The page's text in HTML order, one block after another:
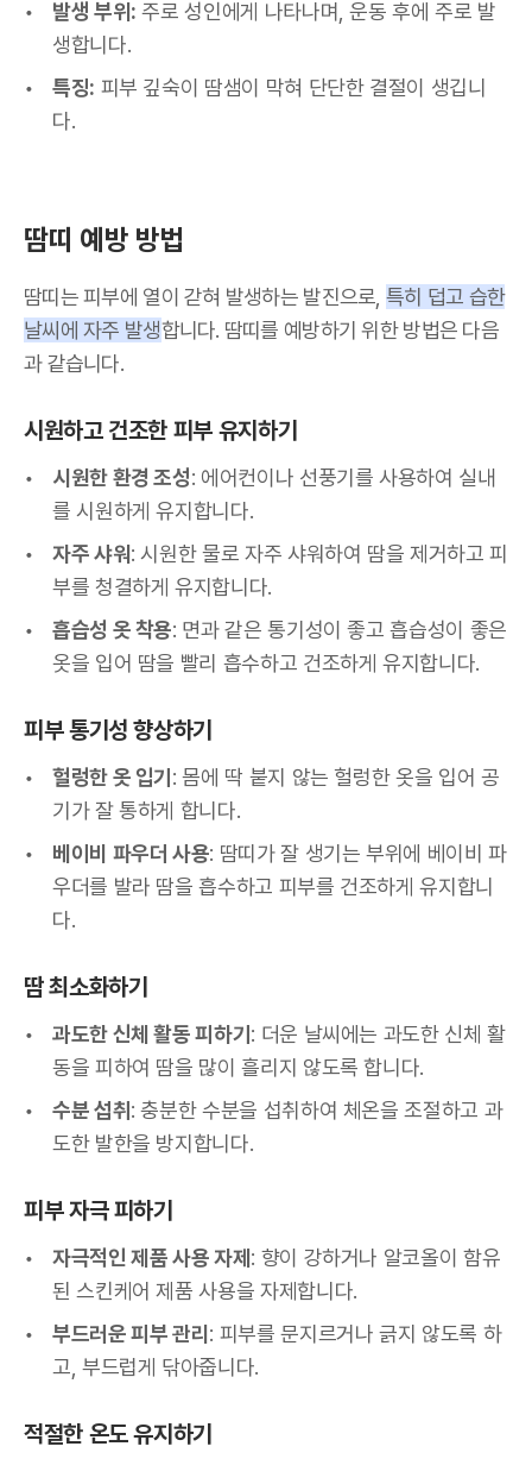
발생 부위: 주로 성인에게 나타나며, 운동 후에 주로 발
생합니다.
특징: 피부 깊숙이 땀샘이 막혀 단단한 결절이 생깁니
다.
땀띠 예방 방법
땀띠는 피부에 열이 갇혀 발생하는 발진으로, 특히 덥고 습한
날씨에 자주 발생합니다. 땀띠를 예방하기 위한 방법은 다음
과 같습니다.
시원하고 건조한 피부 유지하기
시원한 환경 조성: 에어컨이나 선풍기를 사용하여 실내
를 시원하게 유지합니다.
자주 샤워: 시원한 물로 자주 샤워하여 땀을 제거하고 피
부를 청결하게 유지합니다.
흡습성 옷 착용: 면과 같은 통기성이 좋고 흡습성이 좋은
옷을 입어 땀을 빨리 흡수하고 건조하게 유지합니다.
피부 통기성 향상하기
헐렁한 옷 입기: 몸에 딱 붙지 않는 헐렁한 옷을 입어 공
기가 잘 통하게 합니다.
베이비 파우더 사용: 땀띠가 잘 생기는 부위에 베이비 파
우더를 발라 땀을 흡수하고 피부를 건조하게 유지합니
다.
땀 최소화하기
과도한 신체 활동 피하기: 더운 날씨에는 과도한 신체 활
동을 피하여 땀을 많이 흘리지 않도록 합니다.
수분 섭취: 충분한 수분을 섭취하여 체온을 조절하고 과
도한 발한을 방지합니다.
피부 자극 피하기
자극적인 제품 사용 자제: 향이 강하거나 알코올이 함유
된 스킨케어 제품 사용을 자제합니다.
부드러운 피부 관리: 피부를 문지르거나 긁지 않도록 하
고, 부드럽게 닦아줍니다.
적절한 온도 유지하기